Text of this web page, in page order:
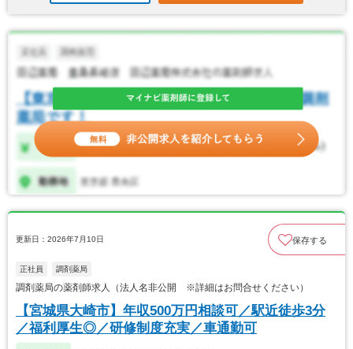
更新日：2026年7月10日 保存する
正社員 調剤薬局
調剤薬局の薬剤師求人（法人名非公開 ※詳細はお問合せください）
【宮城県大崎市】年収500万円相談可／駅近徒歩3分
／福利厚生◎／研修制度充実／車通勤可